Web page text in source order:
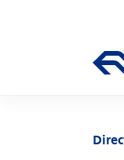
Ga